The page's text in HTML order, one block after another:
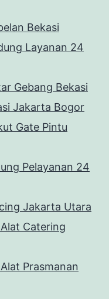
Bekasi
Layanan 24
Gebang Bekasi
Jakarta Bogor
Gate Pintu
Pelayanan 24
Jakarta Utara
Catering
Prasmanan